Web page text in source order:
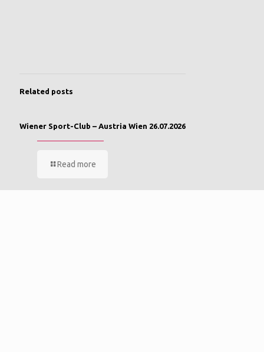
Related posts
Wiener Sport-Club – Austria Wien 26.07.2026
Read more